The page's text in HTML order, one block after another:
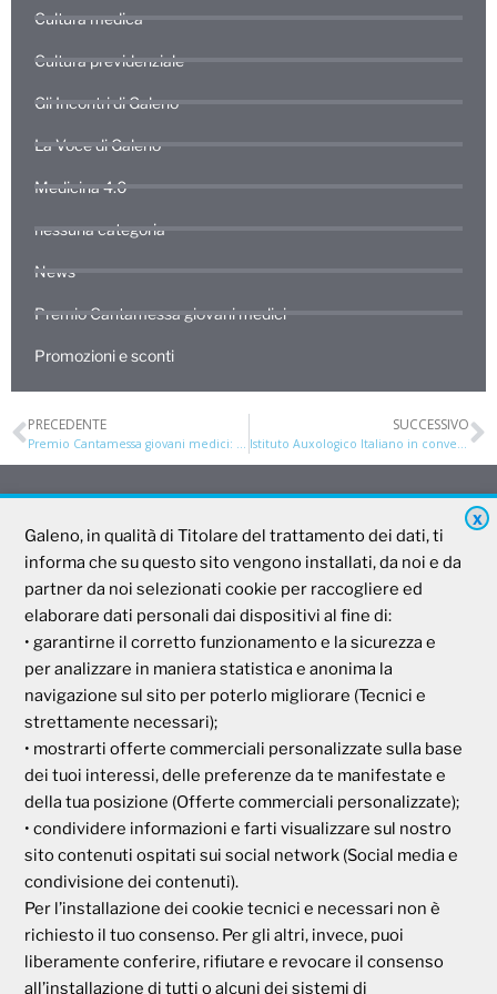
Cultura medica
Cultura previdenziale
Gli Incontri di Galeno
La Voce di Galeno
Medicina 4.0
nessuna categoria
News
Premio Cantamessa giovani medici
Promozioni e sconti
PRECEDENTE
Premio Cantamessa giovani medici: hanno parlato di noi…
SUCCESSIVO
Istituto Auxologico Italiano in convenzione (attiva dal 01/06)
Galeno
Società Mutua Cooperativa
Via Parigi, 11
00185 Roma
P.I e C.F. 04273791006
Tel. 800 99 93 83
Fax 06 44 24 87 05
e-mail:backoffice@cassagaleno.it
Informativa sul trattamento dei dati
X
Galeno, in qualità di Titolare del trattamento dei dati, ti
informa che su questo sito vengono installati, da noi e da
partner da noi selezionati cookie per raccogliere ed
elaborare dati personali dai dispositivi al fine di:
• garantirne il corretto funzionamento e la sicurezza e
per analizzare in maniera statistica e anonima la
navigazione sul sito per poterlo migliorare (Tecnici e
strettamente necessari);
• mostrarti offerte commerciali personalizzate sulla base
dei tuoi interessi, delle preferenze da te manifestate e
della tua posizione (Offerte commerciali personalizzate);
• condividere informazioni e farti visualizzare sul nostro
sito contenuti ospitati sui social network (Social media e
condivisione dei contenuti).
Per l’installazione dei cookie tecnici e necessari non è
richiesto il tuo consenso. Per gli altri, invece, puoi
liberamente conferire, rifiutare e revocare il consenso
all’installazione di tutti o alcuni dei sistemi di